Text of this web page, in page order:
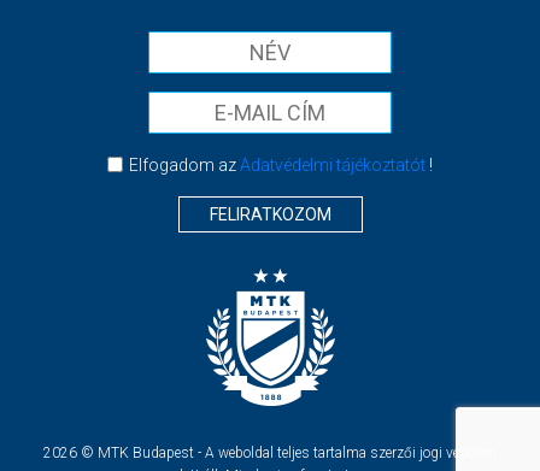
Elfogadom azAdatvédelmi tájékoztatót!
FELIRATKOZOM
2026 © MTK Budapest - A weboldal teljes tartalma szerzői jogi védelem